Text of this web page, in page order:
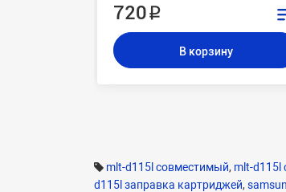
720 ₽
В корзину
mlt-d115l совместимый, mlt-d115l
d115l заправка картриджей,